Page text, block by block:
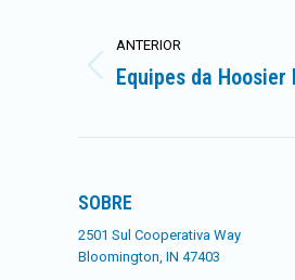
de
ANTERIOR
Postagem
Equipes da
SOBRE
2501 Sul Cooperativa Way
Bloomington, IN 47403